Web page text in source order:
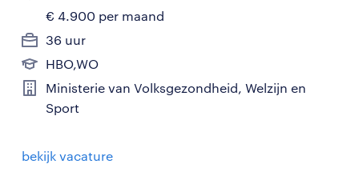
€ 4.900 per maand
36 uur
HBO,WO
Ministerie van Volksgezondheid, Welzijn en
Sport
bekijk vacature